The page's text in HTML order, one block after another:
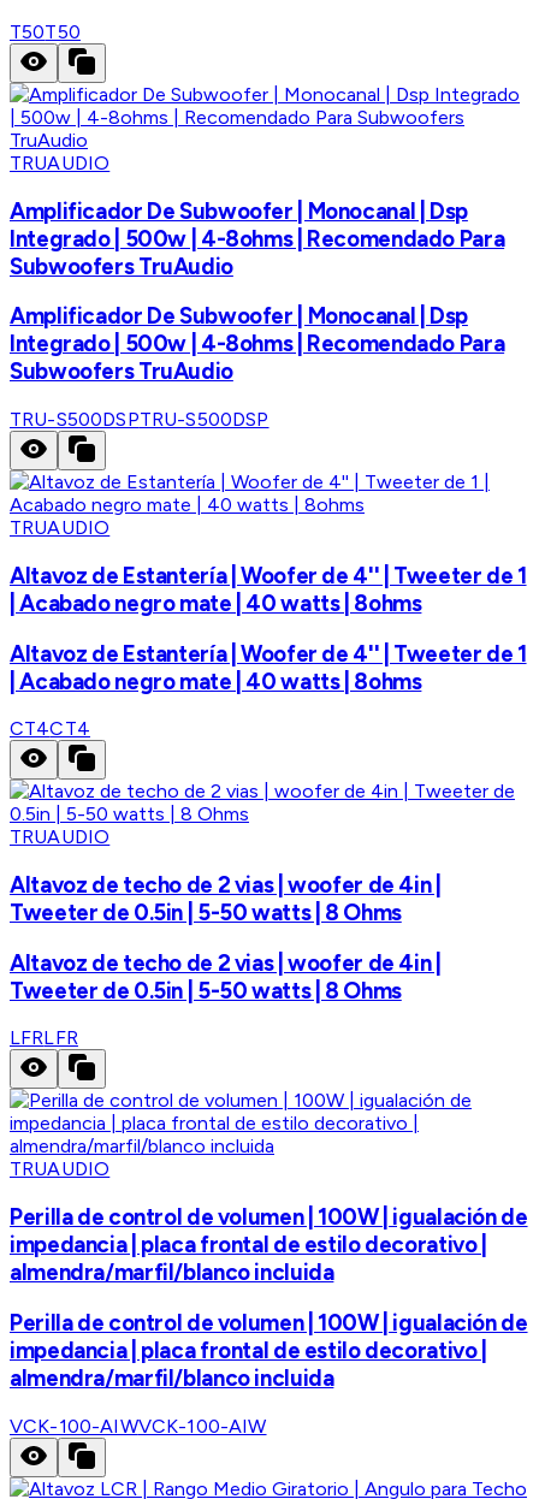
T50T50
TRUAUDIO
Amplificador De Subwoofer | Monocanal | Dsp
Integrado | 500w | 4-8ohms | Recomendado Para
Subwoofers TruAudio
Amplificador De Subwoofer | Monocanal | Dsp
Integrado | 500w | 4-8ohms | Recomendado Para
Subwoofers TruAudio
TRU-S500DSPTRU-S500DSP
TRUAUDIO
Altavoz de Estantería | Woofer de 4'' | Tweeter de 1
| Acabado negro mate | 40 watts | 8ohms
Altavoz de Estantería | Woofer de 4'' | Tweeter de 1
| Acabado negro mate | 40 watts | 8ohms
CT4CT4
TRUAUDIO
Altavoz de techo de 2 vias | woofer de 4in |
Tweeter de 0.5in | 5-50 watts | 8 Ohms
Altavoz de techo de 2 vias | woofer de 4in |
Tweeter de 0.5in | 5-50 watts | 8 Ohms
LFRLFR
TRUAUDIO
Perilla de control de volumen | 100W | igualación de
impedancia | placa frontal de estilo decorativo |
almendra/marfil/blanco incluida
Perilla de control de volumen | 100W | igualación de
impedancia | placa frontal de estilo decorativo |
almendra/marfil/blanco incluida
VCK-100-AIWVCK-100-AIW